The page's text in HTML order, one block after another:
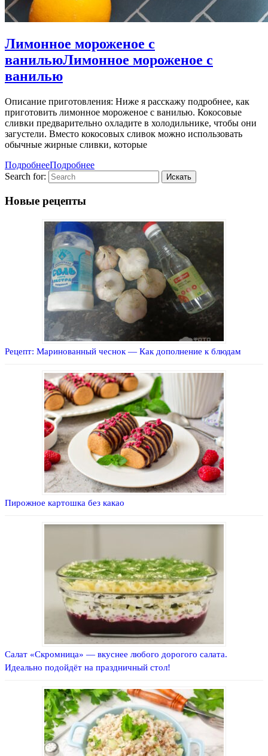
Лимонное мороженое с
ванильюЛимонное мороженое с
ванилью
Описание приготовления: Ниже я расскажу подробнее, как
приготовить лимонное мороженое с ванилью. Кокосовые
сливки предварительно охладите в холодильнике, чтобы они
загустели. Вместо кокосовых сливок можно использовать
обычные жирные сливки, которые
ПодробнееПодробнее
Search for:
Новые рецепты
Рецепт: Маринованный чеснок — Как дополнение к блюдам
Пирожное картошка без какао
Салат «Скромница» — вкуснее любого дорогого салата.
Идеально подойдёт на праздничный стол!